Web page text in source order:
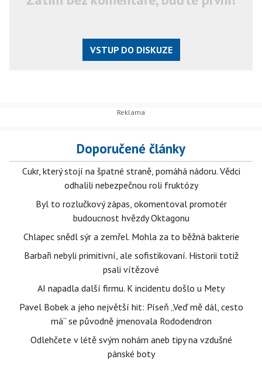
VSTUP DO DISKUZE
Doporučené články
Cukr, který stojí na špatné straně, pomáhá nádoru. Vědci
odhalili nebezpečnou roli fruktózy
Byl to rozlučkový zápas, okomentoval promotér
budoucnost hvězdy Oktagonu
Chlapec snědl sýr a zemřel. Mohla za to běžná bakterie
Barbaři nebyli primitivní, ale sofistikovaní. Historii totiž
psali vítězové
AI napadla další firmu. K incidentu došlo u Mety
Pavel Bobek a jeho největší hit: Píseň „Veď mě dál, cesto
má“ se původně jmenovala Rododendron
Odlehčete v létě svým nohám aneb tipy na vzdušné
pánské boty